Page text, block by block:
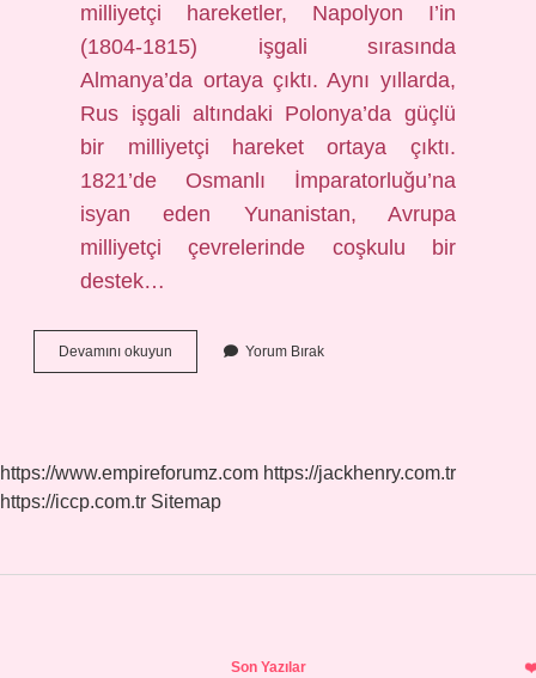
milliyetçi hareketler, Napolyon I’in
(1804-1815) işgali sırasında
Almanya’da ortaya çıktı. Aynı yıllarda,
Rus işgali altındaki Polonya’da güçlü
bir milliyetçi hareket ortaya çıktı.
1821’de Osmanlı İmparatorluğu’na
isyan eden Yunanistan, Avrupa
milliyetçi çevrelerinde coşkulu bir
destek…
Devamını okuyun Milliyetçi
Isyan
Yorum Bırak
https://www.empireforumz.com https://jackhenry.com.tr
https://iccp.com.tr Sitemap
Son Yazılar